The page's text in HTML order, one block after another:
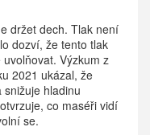
držet dech. Tlak není
dozví, že tento tlak
Výzkum z
2021 ukázal, že
hladinu
co maséři vidí
se.